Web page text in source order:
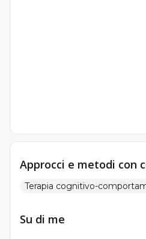
Approcci e metodi con
Terapia cognitivo-
Su di me